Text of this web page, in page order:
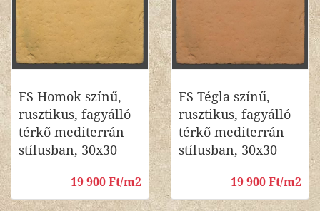
FS Homok színű,
rusztikus, fagyálló
térkő mediterrán
stílusban, 30x30
19 900 Ft/m2
FS Tégla színű,
rusztikus, fagyálló
térkő mediterrán
stílusban, 30x30
19 900 Ft/m2